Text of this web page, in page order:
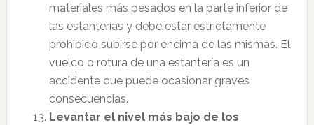
materiales más pesados en la parte inferior de
las estanterías y debe estar estrictamente
prohibido subirse por encima de las mismas. El
vuelco o rotura de una estantería es un
accidente que puede ocasionar graves
consecuencias.
Levantar el nivel más bajo de los